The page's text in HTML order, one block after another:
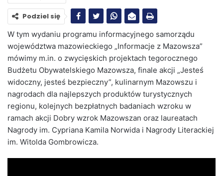
Podziel się
W tym wydaniu programu informacyjnego samorządu
województwa mazowieckiego „Informacje z Mazowsza”
mówimy m.in. o zwycięskich projektach tegorocznego
Budżetu Obywatelskiego Mazowsza, finale akcji „Jesteś
widoczny, jesteś bezpieczny”, kulinarnym Mazowszu i
nagrodach dla najlepszych produktów turystycznych
regionu, kolejnych bezpłatnych badaniach wzroku w
ramach akcji Dobry wzrok Mazowszan oraz laureatach
Nagrody im. Cypriana Kamila Norwida i Nagrody Literackiej
im. Witolda Gombrowicza.